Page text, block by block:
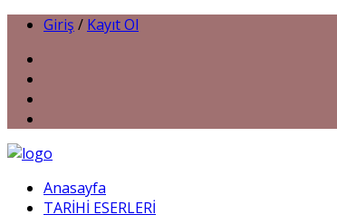
Giriş / Kayıt Ol
Anasayfa
TARİHİ ESERLERİ